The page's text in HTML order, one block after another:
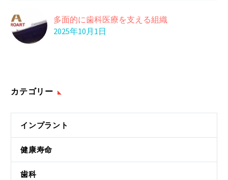
多面的に歯科医療を支える組織
2025年10月1日
カテゴリー
インプラント
健康寿命
歯科